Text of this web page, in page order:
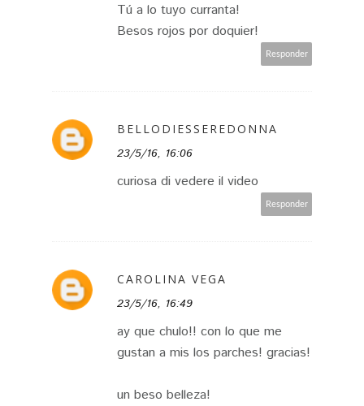
Tú a lo tuyo curranta!
Besos rojos por doquier!
Responder
BELLODIESSEREDONNA
23/5/16, 16:06
curiosa di vedere il video
Responder
CAROLINA VEGA
23/5/16, 16:49
ay que chulo!! con lo que me
gustan a mis los parches! gracias!
un beso belleza!